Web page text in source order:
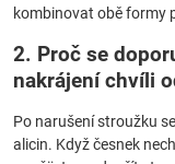
kombinovat obě formy
2. Proč se
nakrájení chvíli
Po narušení stroužku
alicin. Když česnek